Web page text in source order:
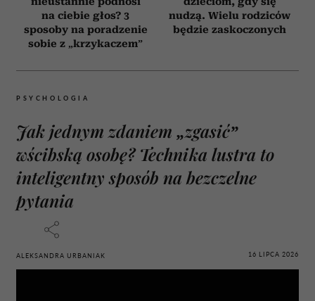
na ciebie głos? 3
sposoby na poradzenie
sobie z „krzykaczem”
nudzą. Wielu rodziców
będzie zaskoczonych
PSYCHOLOGIA
Jak jednym zdaniem „zgasić”
wścibską osobę? Technika lustra to
inteligentny sposób na bezczelne
pytania
ALEKSANDRA URBANIAK 16 LIPCA 2026